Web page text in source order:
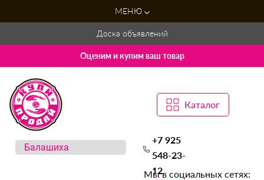
МЕНЮ
Доска объявлений
Оценим и купим ваш товар
Каталог
+7 925
548-23-
12
Мы в социальных сетях: